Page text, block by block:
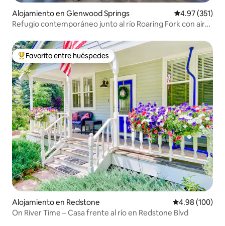
Alojamiento en Glenwood Springs Calificación
4.97 (351)
Refugio contemporáneo junto al río Roaring Fork con aire
Favorito entre huéspedes preferido
Favorito entre huéspedes
Alojamiento en Redstone Calificación
4.98 (100)
On River Time – Casa frente al río en Redstone Blvd